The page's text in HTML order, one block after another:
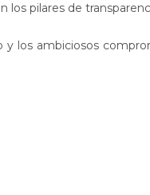
pilares de
los ambiciosos